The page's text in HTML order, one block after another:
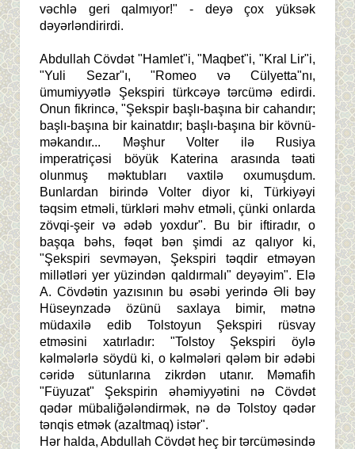
vəchlə geri qalmıyor!" - deyə çox yüksək
dəyərləndirirdi.
Abdullah Cövdət "Hamlet"i, "Maqbet"i, "Kral Lir"i,
"Yuli Sezar"ı, "Romeo və Cülyetta"nı,
ümumiyyətlə Şekspiri türkcəyə tərcümə edirdi.
Onun fikrincə, "Şekspir başlı-başına bir cahandır;
başlı-başına bir kainatdır; başlı-başına bir kövnü-
məkandır... Məşhur Volter ilə Rusiya
imperatriçəsi böyük Katerina arasında təati
olunmuş məktubları vaxtilə oxumuşdum.
Bunlardan birində Volter diyor ki, Türkiyəyi
təqsim etməli, türkləri məhv etməli, çünki onlarda
zövqi-şeir və ədəb yoxdur". Bu bir iftiradır, o
başqa bəhs, fəqət bən şimdi az qalıyor ki,
"Şekspiri sevməyən, Şekspiri təqdir etməyən
millətləri yer yüzindən qaldırmalı" deyəyim". Elə
A. Cövdətin yazısının bu əsəbi yerində Əli bəy
Hüseynzadə özünü saxlaya bimir, mətnə
müdaxilə edib Tolstoyun Şekspiri rüsvay
etməsini xatırladır: "Tolstoy Şekspiri öylə
kəlmələrlə söydü ki, o kəlmələri qələm bir ədəbi
cəridə sütunlarına zikrdən utanır. Məmafih
"Füyuzat" Şekspirin əhəmiyyətini nə Cövdət
qədər mübaliğələndirmək, nə də Tolstoy qədər
tənqis etmək (azaltmaq) istər".
Hər halda, Abdullah Cövdət heç bir tərcüməsində